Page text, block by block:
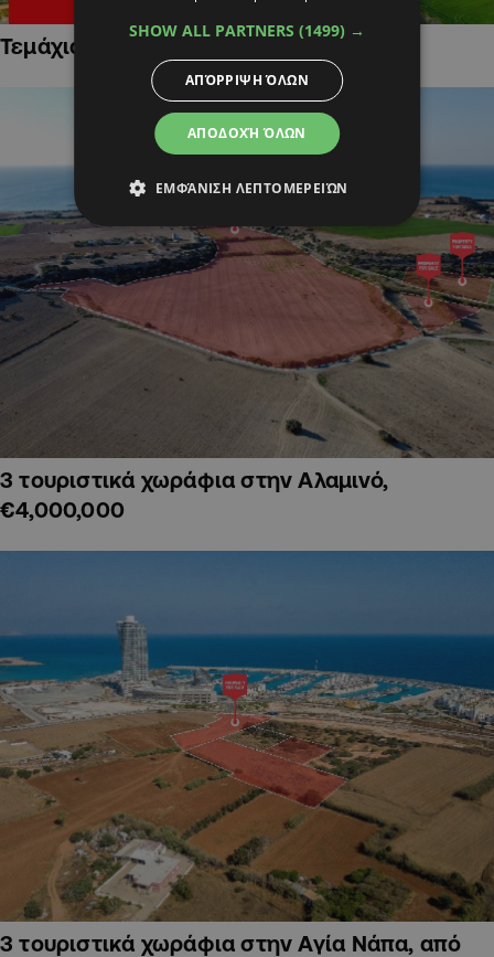
Τεμάχια Γης σε Οικιστικές Περιοχές
3 τουριστικά χωράφια στην Αλαμινό,
€4,000,000
3 τουριστικά χωράφια στην Αγία Νάπα, από
SHOW ALL PARTNERS (1499) →
ΑΠΟΔΟΧΉ ΌΛΩΝ
ΑΠΌΡΡΙΨΗ ΌΛΩΝ
ΕΜΦΆΝΙΣΗ ΛΕΠΤΟΜΕΡΕΙΏΝ